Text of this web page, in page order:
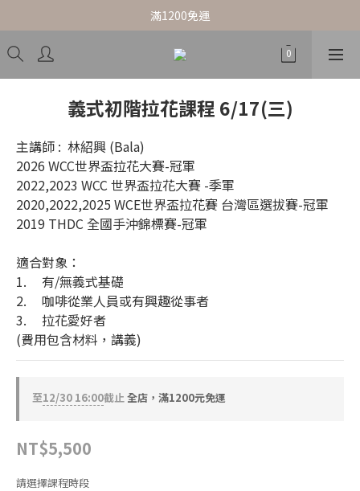
滿1200免運
義式初階拉花課程 6/17(三)
主講師 :  林紹興 (Bala)
2026 WCC世界盃拉花大賽-冠軍
2022,2023 WCC 世界盃拉花大賽 -季軍
2020,2022,2025 WCE世界盃拉花賽 台灣區選拔賽-冠軍
2019 THDC 全國手沖錦標賽-冠軍
適合對象：
1.	有/無義式基礎
2.	咖啡從業人員或有興趣從事者
3.	拉花愛好者
(費用包含材料，講義)
至12/30 16:00截止全店，滿1200元免運
NT$5,500
請選擇課程時段